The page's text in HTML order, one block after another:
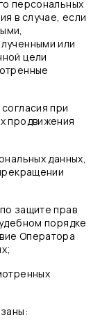
персональных
в случае, если
или
цели
при
продвижения
данных,
защите прав
порядке
Оператора